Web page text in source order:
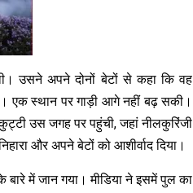
उसने अपने दोनों बेटों से कहा कि वह
एक स्थान पर गाड़ी आगे नहीं बढ़ सकी।
उस जगह पर पहुंची, जहां नीलकुरिंजी
और अपने बेटों को आशीर्वाद दिया।
में जान गया। मीडिया ने इसमें पुल का